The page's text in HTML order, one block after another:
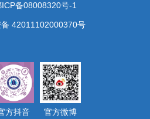
备08008320号-1
42011102000370号
方抖音 官方微博